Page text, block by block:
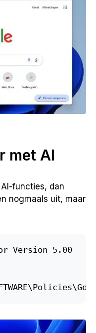
met AI
functies, dan
nogmaals uit, maar
Version 5.00